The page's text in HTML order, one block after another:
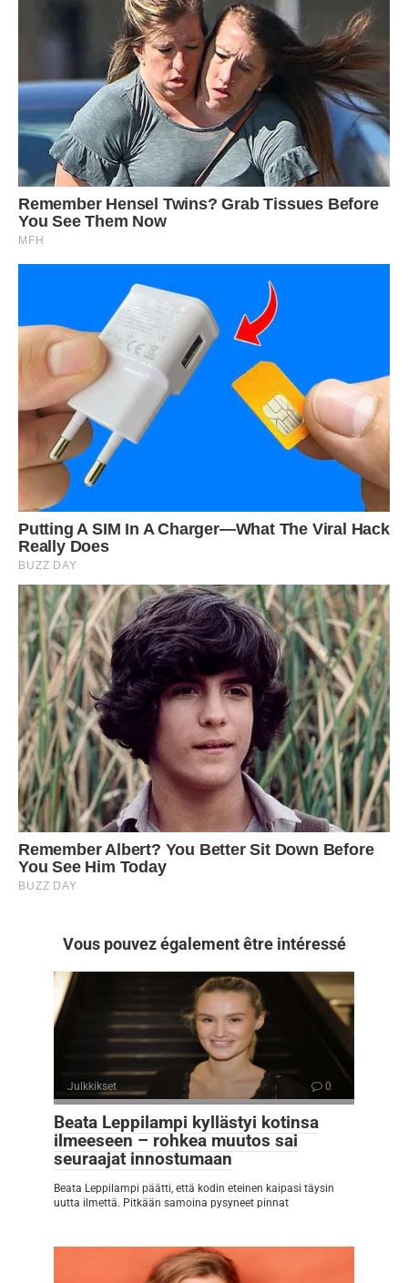
Vous pouvez également être intéressé
Julkkikset 0
Beata Leppilampi kyllästyi kotinsa
ilmeeseen – rohkea muutos sai
seuraajat innostumaan
Beata Leppilampi päätti, että kodin eteinen kaipasi täysin
uutta ilmettä. Pitkään samoina pysyneet pinnat